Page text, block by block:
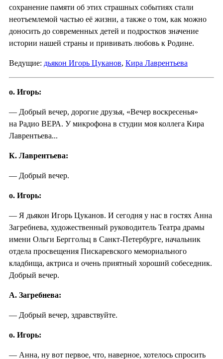
сохранение памяти об этих страшных событиях стали
неотъемлемой частью её жизни, а также о том, как можно
доносить до современных детей и подростков значение
истории нашей страны и прививать любовь к Родине.
Ведущие: дьякон Игорь Цуканов, Кира Лаврентьева
о. Игорь:
— Добрый вечер, дорогие друзья, «Вечер воскресенья»
на Радио ВЕРА. У микрофона в студии моя коллега Кира
Лаврентьева...
К. Лаврентьева:
— Добрый вечер.
о. Игорь:
— Я дьякон Игорь Цуканов. И сегодня у нас в гостях Анна
Загребнева, художественный руководитель Театра драмы
имени Ольги Берггольц в Санкт-Петербурге, начальник
отдела просвещения Пискаревского мемориального
кладбища, актриса и очень приятный хороший собеседник.
Добрый вечер.
А. Загребнева:
— Добрый вечер, здравствуйте.
о. Игорь:
— Анна, ну вот первое, что, наверное, хотелось спросить